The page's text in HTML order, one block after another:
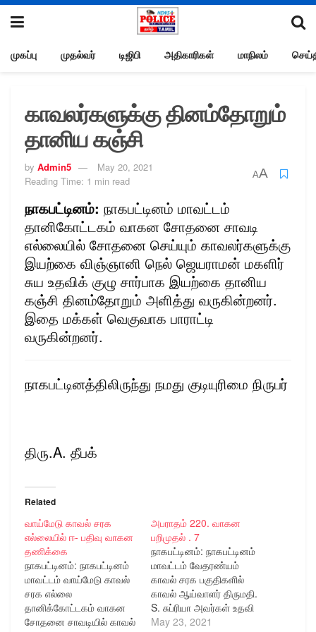
முகப்பு முதல்வர் டிஜிபி அதிகாரிகள் மாநிலம்
காவலர்களுக்கு தினம்தோறும்
தானிய கஞ்சி
by Admin5
May 20, 2021
Reading Time: 1 min read
AA
நாகபட்டினம்: நாகபட்டினம் மாவட்டம்
தானிகோட்டகம் வாகன சோதனை சாவடி
எல்லையில் சோதனை செய்யும் காவலர்களுக்கு
இயற்கை விஞ்ஞானி நெல் ஜெயராமன் மகளிர்
சுய உதவிக் குழு சார்பாக இயற்கை தானிய
கஞ்சி தினம்தோறும் அளித்து வருகின்றனர்.
இதை மக்கள் வெகுவாக பாராட்டி
வருகின்றனர்.
நாகபட்டினத்திலிருந்து நமது குடியுரிமை நிருபர்
திரு.A. தீபக்
Related
வாய்மேடு காவல் சரக
எல்லையில் ஈ- பதிவு வாகன
தணிக்கை
நாகபட்டினம்: நாகபட்டினம்
மாவட்டம் வாய்மேடு காவல்
சரக எல்லை
தானிக்கோட்டகம் வாகன
சோதனை சாவடியில் காவல்
அபராதம் 220. வாகன
பறிமுதல் . 7
நாகபட்டினம்: நாகபட்டினம்
மாவட்டம் வேதரண்யம்
காவல் சரக பகுதிகளில்
காவல் ஆய்வாளர் திருமதி.
S. சுப்ரியா அவர்கள் உதவி
ஆய்வாளர் திரு.G.
May 23, 2021